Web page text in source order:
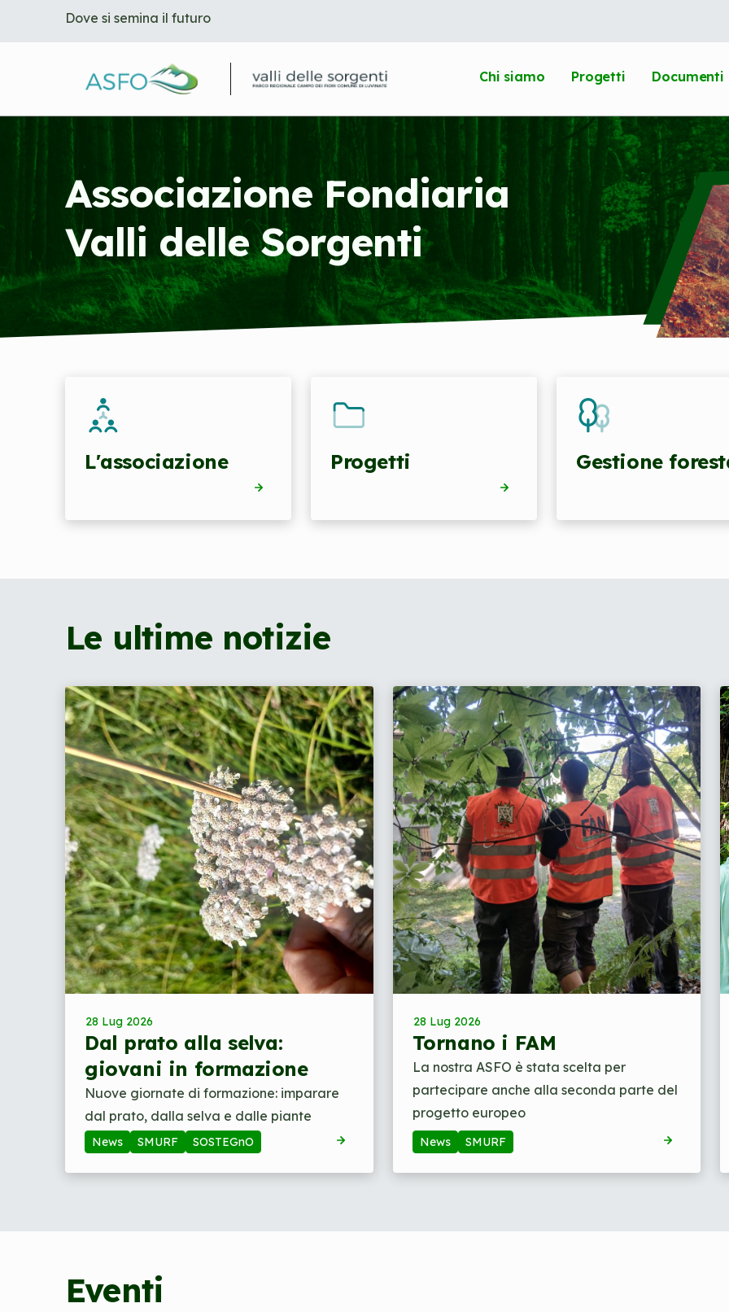
m
i
t
Dove si semina il futuro
Chi siamo Progetti Documenti
Associazione Fondiaria
Valli delle Sorgenti
L'associazione Progetti Gestione
Le ultime notizie
28 Lug 2026
Dal prato alla selva:
giovani in formazione
Nuove giornate di formazione: imparare
dal prato, dalla selva e dalle piante
News SMURF SOSTEGnO
28 Lug 2026
Tornano i FAM
La nostra ASFO è stata scelta per
partecipare anche alla seconda parte del
progetto europeo
News SMURF
Eventi